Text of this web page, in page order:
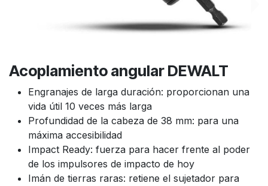
Acoplamiento angular DEWALT
Engranajes de larga duración: proporcionan una
vida útil 10 veces más larga
Profundidad de la cabeza de 38 mm: para una
máxima accesibilidad
Impact Ready: fuerza para hacer frente al poder
de los impulsores de impacto de hoy
Imán de tierras raras: retiene el sujetador para